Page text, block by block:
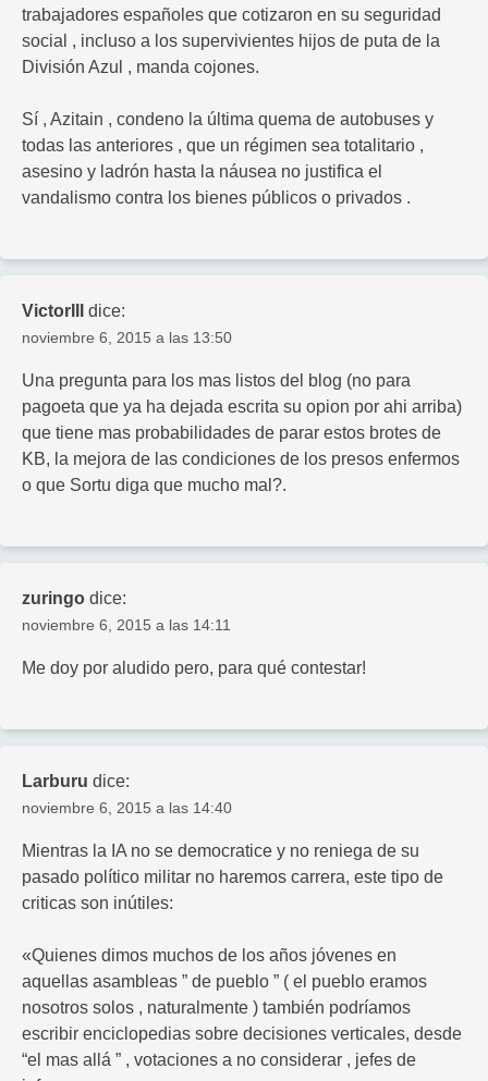
trabajadores españoles que cotizaron en su seguridad
social , incluso a los supervivientes hijos de puta de la
División Azul , manda cojones.
Sí , Azitain , condeno la última quema de autobuses y
todas las anteriores , que un régimen sea totalitario ,
asesino y ladrón hasta la náusea no justifica el
vandalismo contra los bienes públicos o privados .
VictorIII dice:
noviembre 6, 2015 a las 13:50
Una pregunta para los mas listos del blog (no para
pagoeta que ya ha dejada escrita su opion por ahi arriba)
que tiene mas probabilidades de parar estos brotes de
KB, la mejora de las condiciones de los presos enfermos
o que Sortu diga que mucho mal?.
zuringo dice:
noviembre 6, 2015 a las 14:11
Me doy por aludido pero, para qué contestar!
Larburu dice:
noviembre 6, 2015 a las 14:40
Mientras la IA no se democratice y no reniega de su
pasado político militar no haremos carrera, este tipo de
criticas son inútiles:
«Quienes dimos muchos de los años jóvenes en
aquellas asambleas ” de pueblo ” ( el pueblo eramos
nosotros solos , naturalmente ) también podríamos
escribir enciclopedias sobre decisiones verticales, desde
“el mas allá ” , votaciones a no considerar , jefes de